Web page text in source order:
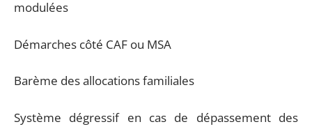
modulées
Démarches côté CAF ou MSA
Barème des allocations familiales
Système dégressif en cas de dépassement des